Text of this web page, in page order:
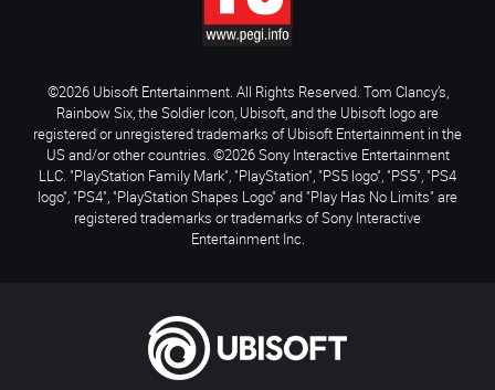
©2026 Ubisoft Entertainment. All Rights Reserved. Tom Clancy’s,
Rainbow Six, the Soldier Icon, Ubisoft, and the Ubisoft logo are
registered or unregistered trademarks of Ubisoft Entertainment in the
US and/or other countries. ©2026 Sony Interactive Entertainment
LLC. "PlayStation Family Mark", "PlayStation", "PS5 logo", "PS5", "PS4
logo", "PS4", "PlayStation Shapes Logo" and "Play Has No Limits" are
registered trademarks or trademarks of Sony Interactive
Entertainment Inc.